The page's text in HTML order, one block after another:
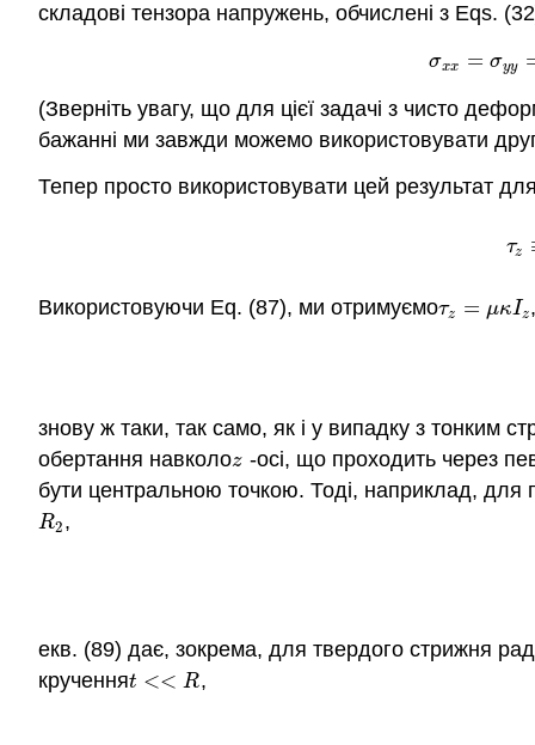
складові тензора напружень, обчислені з Eqs.
σxx = σyy
(Зверніть увагу, що для цієї задачі з чисто
бажанні ми завжди можемо використовувати
Тепер просто використовувати цей результат
τz
Використовуючи Eq. (87), ми отримуємоτz = μκIz
τz =μ κIz
знову ж таки, так само, як і у випадку з тонким
обертання навколоz
z -осі, що проходить через
бути центральною точкою. Тоді, наприклад, для
R2
R2,
екв. (89) дає, зокрема, для твердого стрижня
крученняt << R
t<<R ,